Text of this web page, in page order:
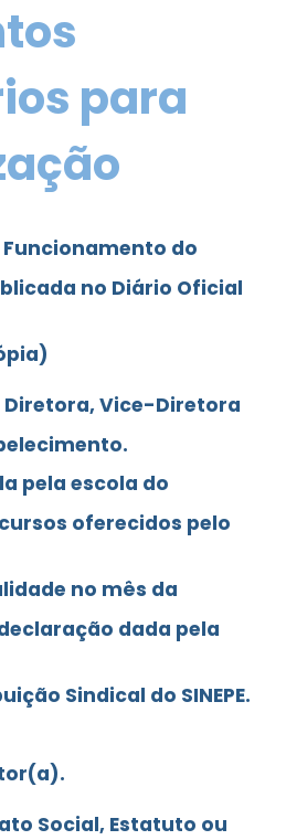
para
do
no Diário Oficial
Vice-Diretora
pela escola do
oferecidos pelo
no mês da
dada pela
Sindical do SINEPE.
Social, Estatuto ou